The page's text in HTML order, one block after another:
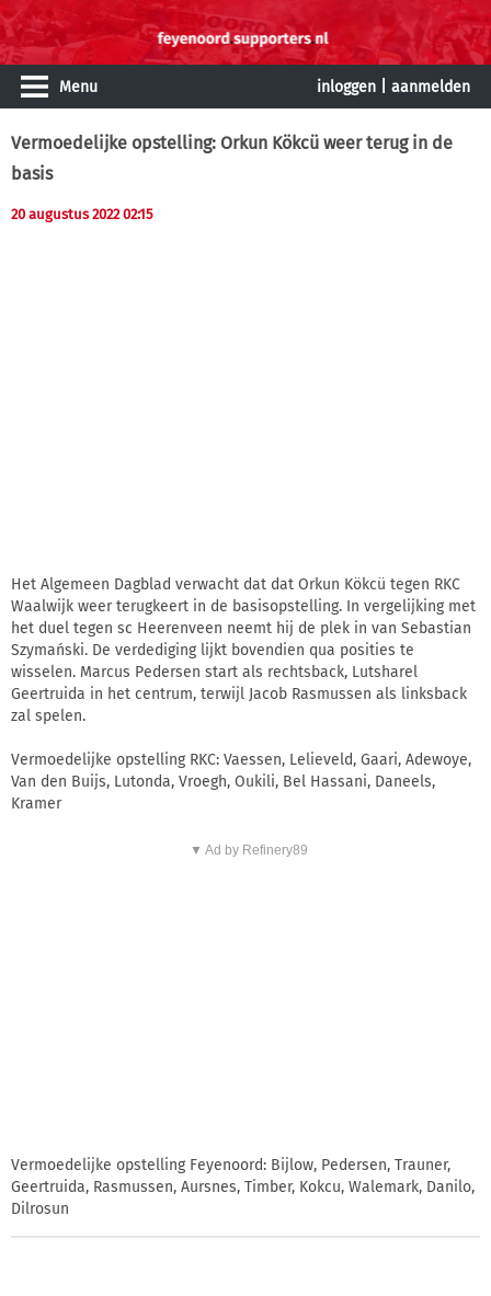
Menu inloggen aanmelden
Vermoedelijke opstelling: Orkun Kökcü weer terug in de
basis
20 augustus 2022 02:15
Het Algemeen Dagblad verwacht dat dat Orkun Kökcü tegen RKC
Waalwijk weer terugkeert in de basisopstelling. In vergelijking met
het duel tegen sc Heerenveen neemt hij de plek in van Sebastian
Szymański. De verdediging lijkt bovendien qua posities te
wisselen. Marcus Pedersen start als rechtsback, Lutsharel
Geertruida in het centrum, terwijl Jacob Rasmussen als linksback
zal spelen.
Vermoedelijke opstelling RKC: Vaessen, Lelieveld, Gaari, Adewoye,
Van den Buijs, Lutonda, Vroegh, Oukili, Bel Hassani, Daneels,
Kramer
▼ Ad by Refinery89
Vermoedelijke opstelling Feyenoord: Bijlow, Pedersen, Trauner,
Geertruida, Rasmussen, Aursnes, Timber, Kokcu, Walemark, Danilo,
Dilrosun